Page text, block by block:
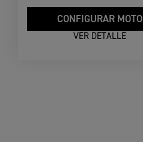
CONFIGURAR MOTO
VER DETALLE